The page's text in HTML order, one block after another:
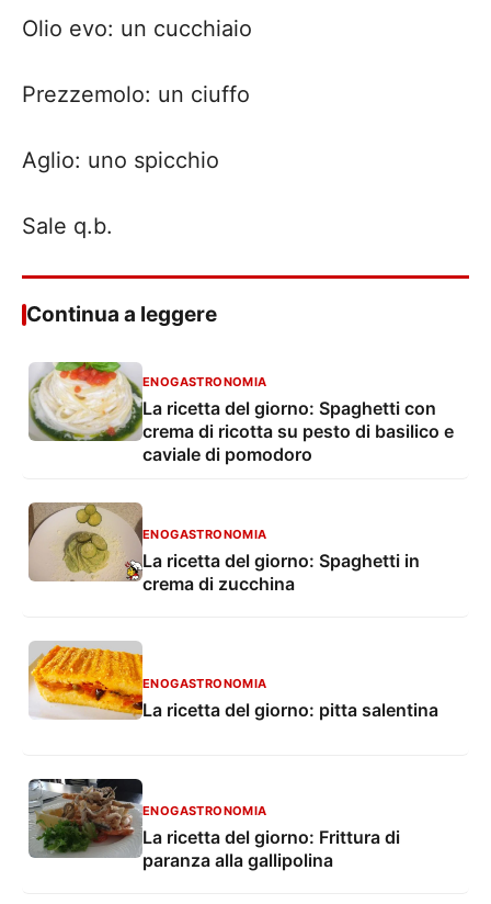
Olio evo: un cucchiaio
Prezzemolo: un ciuffo
Aglio: uno spicchio
Sale q.b.
Continua a leggere
ENOGASTRONOMIA
La ricetta del giorno: Spaghetti con
crema di ricotta su pesto di basilico e
caviale di pomodoro
ENOGASTRONOMIA
La ricetta del giorno: Spaghetti in
crema di zucchina
ENOGASTRONOMIA
La ricetta del giorno: pitta salentina
ENOGASTRONOMIA
La ricetta del giorno: Frittura di
paranza alla gallipolina